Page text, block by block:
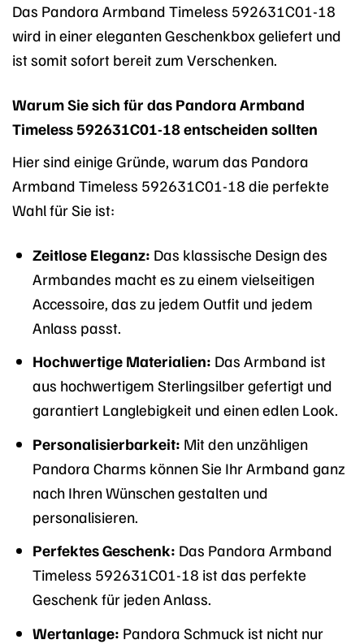
Das Pandora Armband Timeless 592631C01-18
wird in einer eleganten Geschenkbox geliefert und
ist somit sofort bereit zum Verschenken.
Warum Sie sich für das Pandora Armband
Timeless 592631C01-18 entscheiden sollten
Hier sind einige Gründe, warum das Pandora
Armband Timeless 592631C01-18 die perfekte
Wahl für Sie ist:
Zeitlose Eleganz: Das klassische Design des
Armbandes macht es zu einem vielseitigen
Accessoire, das zu jedem Outfit und jedem
Anlass passt.
Hochwertige Materialien: Das Armband ist
aus hochwertigem Sterlingsilber gefertigt und
garantiert Langlebigkeit und einen edlen Look.
Personalisierbarkeit: Mit den unzähligen
Pandora Charms können Sie Ihr Armband ganz
nach Ihren Wünschen gestalten und
personalisieren.
Perfektes Geschenk: Das Pandora Armband
Timeless 592631C01-18 ist das perfekte
Geschenk für jeden Anlass.
Wertanlage: Pandora Schmuck ist nicht nur